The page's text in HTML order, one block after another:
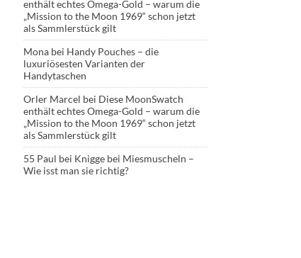
enthält echtes Omega-Gold – warum die
„Mission to the Moon 1969“ schon jetzt
als Sammlerstück gilt
Mona bei Handy Pouches – die
luxuriösesten Varianten der
Handytaschen
Orler Marcel bei Diese MoonSwatch
enthält echtes Omega-Gold – warum die
„Mission to the Moon 1969“ schon jetzt
als Sammlerstück gilt
55 Paul bei Knigge bei Miesmuscheln –
Wie isst man sie richtig?